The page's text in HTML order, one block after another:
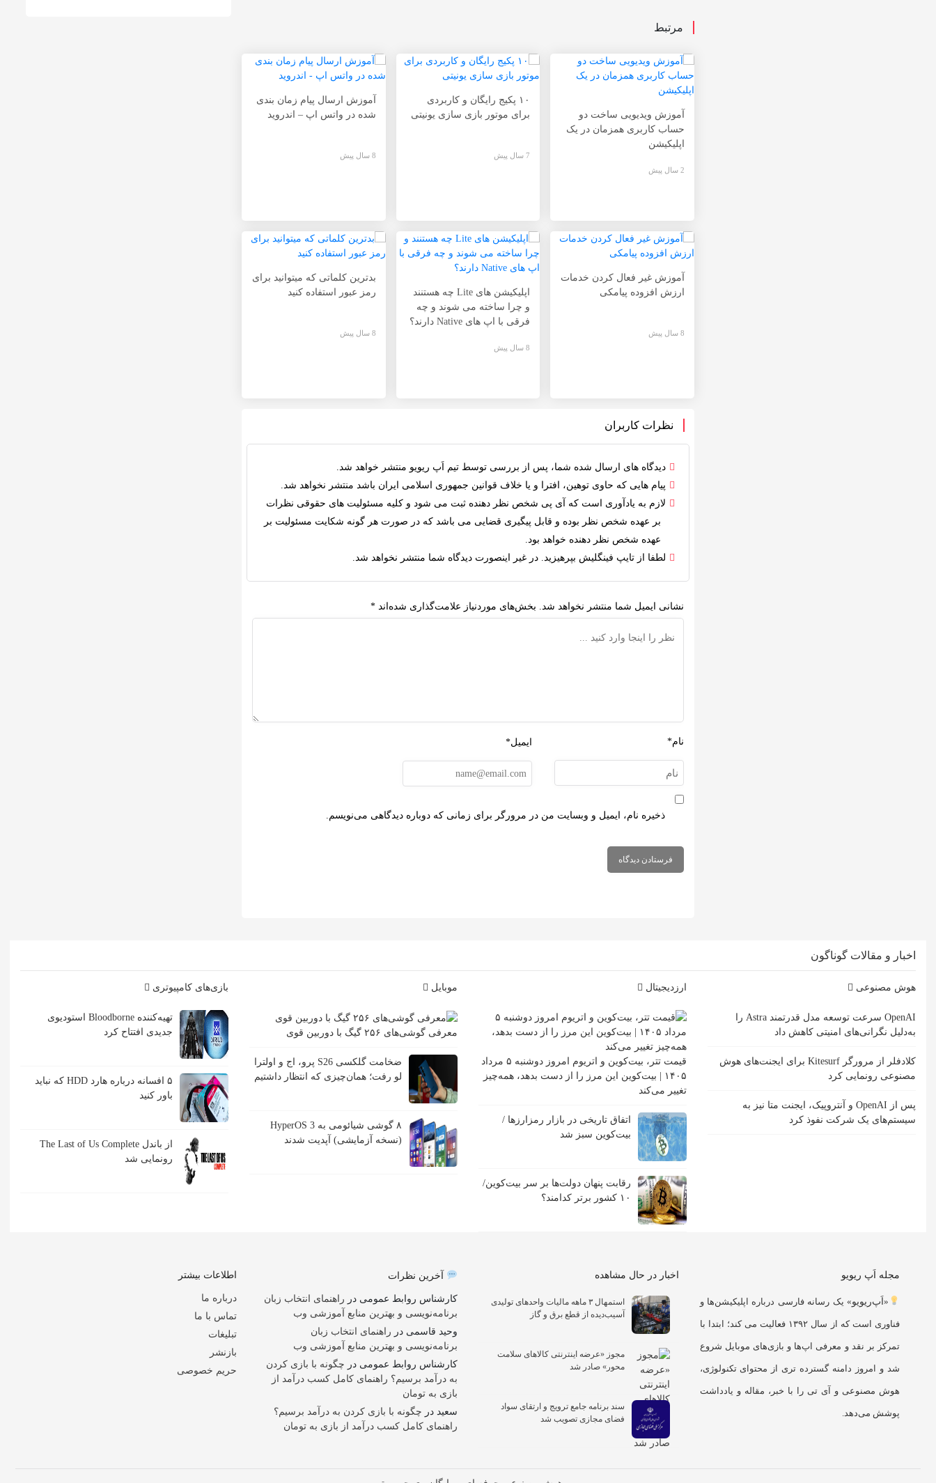
مرتبط
آموزش ویدیویی ساخت دو
حساب کاربری همزمان در یک
اپلیکیشن
2 سال پیش
۱۰ پکیج رایگان و کاربردی
برای موتور بازی سازی یونیتی
7 سال پیش
آموزش ارسال پیام زمان بندی
شده در واتس اپ – اندروید
8 سال پیش
آموزش غیر فعال کردن خدمات
ارزش افزوده پیامکی
8 سال پیش
اپلیکیشن های Lite چه هستنند
و چرا ساخته می شوند و چه
فرقی با اپ های Native دارند؟
8 سال پیش
بدترین کلماتی که میتوانید برای
رمز عبور استفاده کنید
8 سال پیش
نظرات کاربران
دیدگاه های ارسال شده شما، پس از بررسی توسط تیم اَپ ریویو منتشر خواهد شد.
پیام هایی که حاوی توهین، افترا و یا خلاف قوانین جمهوری اسلامی ایران باشد منتشر نخواهد شد.
لازم به یادآوری است که آی پی شخص نظر دهنده ثبت می شود و کلیه مسئولیت های حقوقی نظرات
بر عهده شخص نظر بوده و قابل پیگیری قضایی می باشد که در صورت هر گونه شکایت مسئولیت بر
عهده شخص نظر دهنده خواهد بود.
لطفا از تایپ فینگلیش بپرهیزید. در غیر اینصورت دیدگاه شما منتشر نخواهد شد.
نشانی ایمیل شما منتشر نخواهد شد. بخش‌های موردنیاز علامت‌گذاری شده‌اند *
نام* ایمیل*
ذخیره نام، ایمیل و وبسایت من در مرورگر برای زمانی که دوباره دیدگاهی می‌نویسم.
اخبار و مقالات گوناگون
هوش مصنوعی
OpenAI سرعت توسعه مدل قدرتمند Astra را
به‌دلیل نگرانی‌های امنیتی کاهش داد
کلادفلر از مرورگر Kitesurf برای ایجنت‌های هوش
مصنوعی رونمایی کرد
پس از OpenAI و آنتروپیک، ایجنت متا نیز به
سیستم‌های یک شرکت نفوذ کرد
ارزدیجیتال
قیمت تتر، بیت‌کوین و اتریوم امروز دوشنبه ۵ مرداد
۱۴۰۵ | بیت‌کوین این مرز را از دست بدهد، همه‌چیز
تغییر می‌کند
اتفاق تاریخی در بازار رمزارزها /
بیت‌کوین سبز شد
رقابت پنهان دولت‌ها بر سر بیت‌کوین/
۱۰ کشور برتر کدامند؟
موبایل
معرفی گوشی‌های ۲۵۶ گیگ با دوربین قوی
ضخامت گلکسی S26 پرو، اج و اولترا
لو رفت؛ همان‌چیزی که انتظار داشتیم
۸ گوشی شیائومی به HyperOS 3
(نسخه آزمایشی) آپدیت شدند
بازی‌های کامپیوتری
تهیه‌کننده Bloodborne استودیوی
جدیدی افتتاح کرد
۵ افسانه درباره هارد HDD که نباید
باور کنید
از باندل The Last of Us Complete
رونمایی شد
مجله اَپ ریویو
«اَپ‌ریویو» یک رسانه فارسی درباره اپلیکیشن‌ها و
فناوری است که از سال ۱۳۹۲ فعالیت می کند؛ ابتدا با
تمرکز بر نقد و معرفی اپ‌ها و بازی‌های موبایل شروع
شد و امروز دامنه گسترده تری از محتوای تکنولوژی،
هوش مصنوعی و آی تی را با خبر، مقاله و یادداشت
پوشش می‌دهد.
اخبار در حال مشاهده
استمهال ۳ ماهه مالیات واحد‌های تولیدی
آسیب‌دیده از قطع برق و گاز
مجوز «عرضه اینترنتی کالاهای سلامت
محور» صادر شد
سند برنامه جامع ترویج و ارتقای سواد
فضای مجازی تصویب شد
آخرین نظرات
کارشناس روابط عمومی در راهنمای انتخاب زبان
برنامه‌نویسی و بهترین منابع آموزشی وب
وحید قاسمی در راهنمای انتخاب زبان
برنامه‌نویسی و بهترین منابع آموزشی وب
کارشناس روابط عمومی در چگونه با بازی کردن
به درآمد برسیم؟ راهنمای کامل کسب درآمد از
بازی به تومان
سعید در چگونه با بازی کردن به درآمد برسیم؟
راهنمای کامل کسب درآمد از بازی به تومان
اطلاعات بیشتر
درباره ما
تماس با ما
تبلیغات
بازنشر
حریم خصوصی